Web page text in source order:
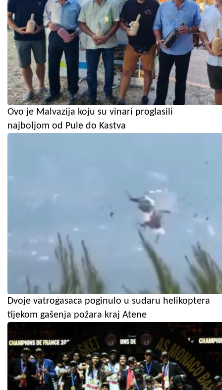
Ovo je Malvazija koju su vinari proglasili
najboljom od Pule do Kastva
Dvoje vatrogasaca poginulo u sudaru helikoptera
tijekom gašenja požara kraj Atene